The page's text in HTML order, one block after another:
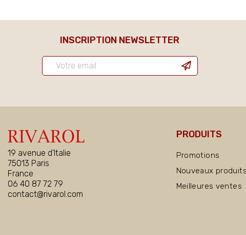
INSCRIPTION NEWSLETTER
19 avenue d'Italie
75013 Paris
France
06 40 87 72 79
contact@rivarol.com
PRODUITS
Promotions
Nouveaux produits
Meilleures ventes